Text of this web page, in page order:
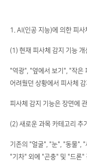
1. AI(인공 지능)에 의한 피사
(1) 현재 피사체 감지 기능 개
"역광", "옆에서 보기", "작은
어려웠던 상황에서 피사체
피사체 감지 기능은 장면에
(2) 새로운 과목 카테고리 추
기존의 "얼굴", "눈", "동물",
"기차" 외에 "곤충" 및 "드론"